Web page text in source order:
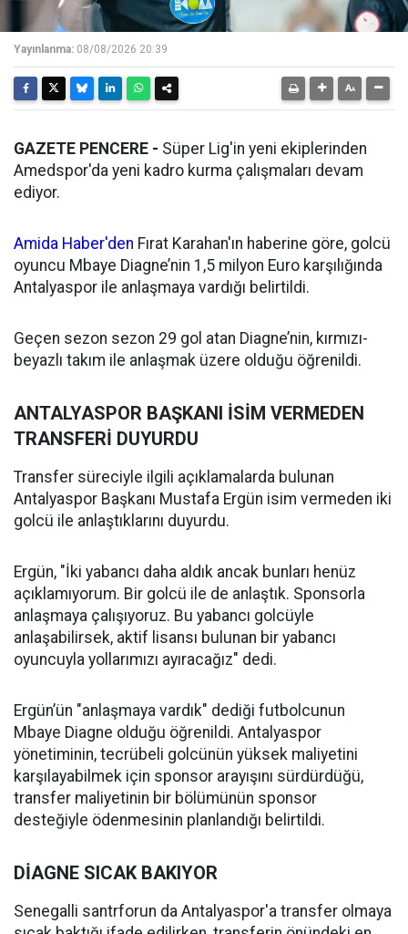
Yayınlanma: 08/08/2026 20:39
GAZETE PENCERE - Süper Lig'in yeni ekiplerinden
Amedspor'da yeni kadro kurma çalışmaları devam
ediyor.
Amida Haber'den Fırat Karahan'ın haberine göre, golcü
oyuncu Mbaye Diagne’nin 1,5 milyon Euro karşılığında
Antalyaspor ile anlaşmaya vardığı belirtildi.
Geçen sezon sezon 29 gol atan Diagne’nin, kırmızı-
beyazlı takım ile anlaşmak üzere olduğu öğrenildi.
ANTALYASPOR BAŞKANI İSİM VERMEDEN
TRANSFERİ DUYURDU
Transfer süreciyle ilgili açıklamalarda bulunan
Antalyaspor Başkanı Mustafa Ergün isim vermeden iki
golcü ile anlaştıklarını duyurdu.
Ergün, "İki yabancı daha aldık ancak bunları henüz
açıklamıyorum. Bir golcü ile de anlaştık. Sponsorla
anlaşmaya çalışıyoruz. Bu yabancı golcüyle
anlaşabilirsek, aktif lisansı bulunan bir yabancı
oyuncuyla yollarımızı ayıracağız" dedi.
Ergün’ün "anlaşmaya vardık" dediği futbolcunun
Mbaye Diagne olduğu öğrenildi. Antalyaspor
yönetiminin, tecrübeli golcünün yüksek maliyetini
karşılayabilmek için sponsor arayışını sürdürdüğü,
transfer maliyetinin bir bölümünün sponsor
desteğiyle ödenmesinin planlandığı belirtildi.
DİAGNE SICAK BAKIYOR
Senegalli santrforun da Antalyaspor'a transfer olmaya